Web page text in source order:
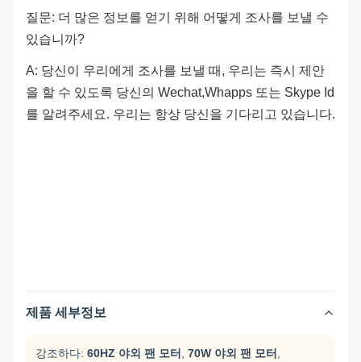
질문: 더 많은 정보를 얻기 위해 어떻게 조사를 보낼 수
있습니까?
A: 당신이 우리에게 조사를 보낼 때, 우리는 즉시 제안
을 할 수 있도록 당신의 Wechat,Whapps 또는 Skype Id
를 알려주세요. 우리는 항상 당신을 기다리고 있습니다.
제품 세부정보
강조하다: 60HZ 야외 팬 모터 70W 야외 팬 모터